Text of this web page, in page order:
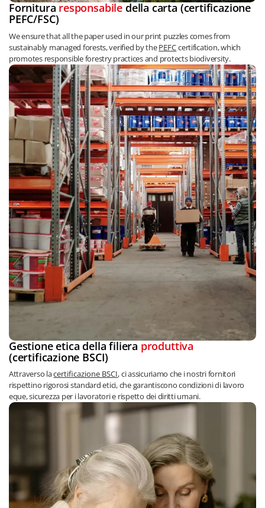
Fornitura responsabile della carta (certificazione
PEFC/FSC)
We ensure that all the paper used in our print puzzles comes from
sustainably managed forests, verified by thePEFCcertification, which
promotes responsible forestry practices and protects biodiversity.
Gestione etica della filiera produttiva
(certificazione BSCI)
Attraverso lacertificazione BSCI, ci assicuriamo che i nostri fornitori
rispettino rigorosi standard etici, che garantiscono condizioni di lavoro
eque, sicurezza per i lavoratori e rispetto dei diritti umani.